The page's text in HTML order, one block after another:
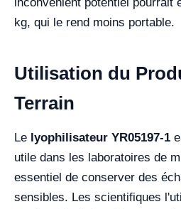
kg, qui le rend moins portable.
Utilisation du
Terrain
Le lyophilisateur YR05197-1
utile dans les laboratoires de
essentiel de conserver des
sensibles. Les scientifiques